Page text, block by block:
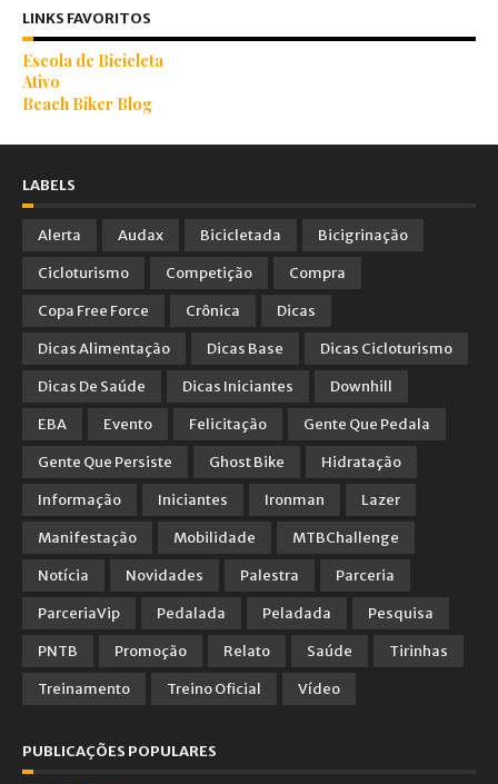
LINKS FAVORITOS
Escola de Bicicleta
Ativo
Beach Biker Blog
LABELS
Alerta Audax Bicicletada
Bicigrinação
Cicloturismo
Competição
Compra
Copa Free Force
Crônica
Dicas
Dicas Alimentação
Dicas Base
Dicas Cicloturismo
Dicas De Saúde
Dicas Iniciantes
Downhill
EBA
Evento Felicitação
Gente Que Pedala
Gente Que Persiste
Ghost Bike
Hidratação
Informação
Iniciantes Ironman
Lazer
Manifestação
Mobilidade
MTBChallenge
Notícia
Novidades Palestra
Parceria
ParceriaVip
Pedalada Peladada
Pesquisa
PNTB
Promoção Relato Saúde
Tirinhas
Treinamento
Treino Oficial Vídeo
PUBLICAÇÕES POPULARES